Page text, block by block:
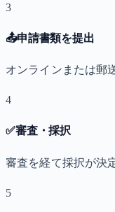
3
📤申請書類を提出
オンラインまたは郵
4
✅審査・採択
審査を経て採択が決
5